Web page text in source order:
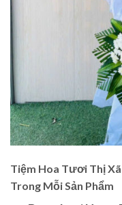
Tiệm Hoa Tươi Thị
Trong Mỗi Sản Phẩm